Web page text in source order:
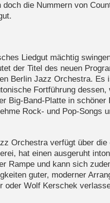
die Nummern von
Liedgut mächtig
der Titel des neuen
Berlin Jazz Orchestra. Es
Fortführung dessen,
Big-Band-Platte in schöner
Rock- und Pop-Songs
Orchestra verfügt über die
hat einen ausgeruht
Rampe und kann sich
guter, moderner
oder Wolf Kerschek